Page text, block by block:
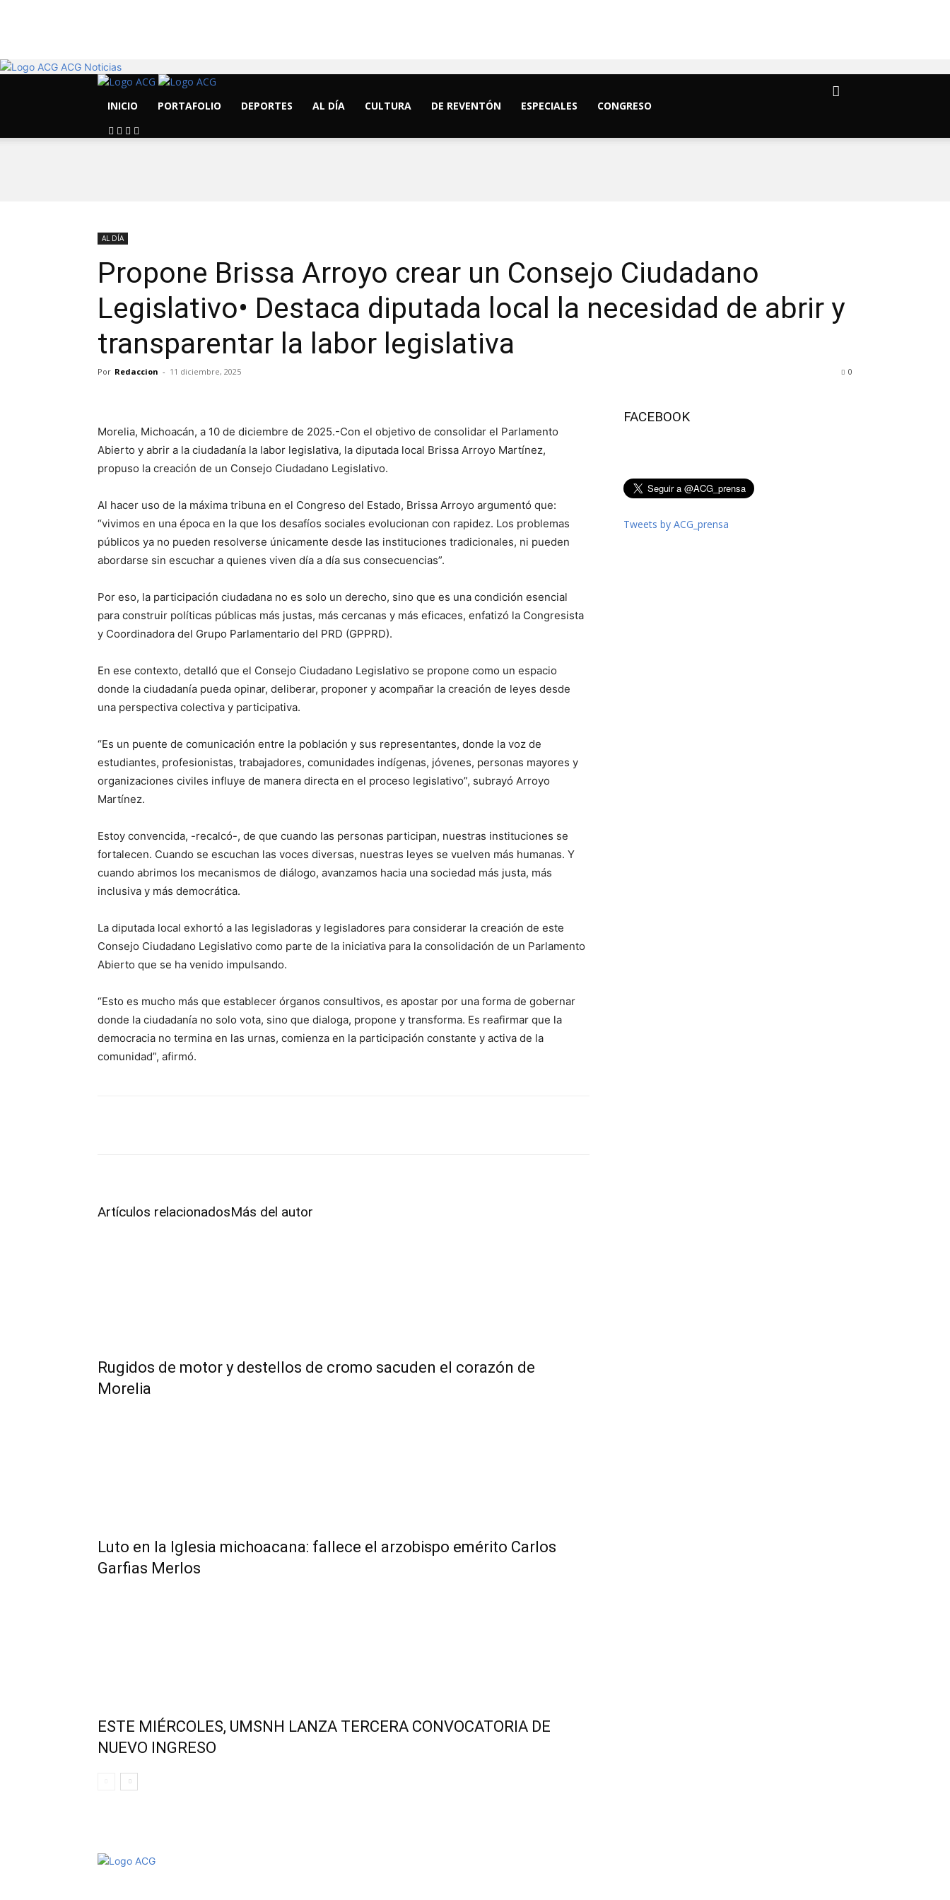
ACG Noticias
INICIO PORTAFOLIO DEPORTES AL DÍA CULTURA DE REVENTÓN ESPECIALES CONGRESO
AL DÍA
Propone Brissa Arroyo crear un Consejo Ciudadano
Legislativo• Destaca diputada local la necesidad de abrir y
transparentar la labor legislativa
Por Redaccion - 11 diciembre, 2025 0
Morelia, Michoacán, a 10 de diciembre de 2025.-Con el objetivo de consolidar el Parlamento
Abierto y abrir a la ciudadanía la labor legislativa, la diputada local Brissa Arroyo Martínez,
propuso la creación de un Consejo Ciudadano Legislativo.
Al hacer uso de la máxima tribuna en el Congreso del Estado, Brissa Arroyo argumentó que:
“vivimos en una época en la que los desafíos sociales evolucionan con rapidez. Los problemas
públicos ya no pueden resolverse únicamente desde las instituciones tradicionales, ni pueden
abordarse sin escuchar a quienes viven día a día sus consecuencias”.
Por eso, la participación ciudadana no es solo un derecho, sino que es una condición esencial
para construir políticas públicas más justas, más cercanas y más eficaces, enfatizó la Congresista
y Coordinadora del Grupo Parlamentario del PRD (GPPRD).
En ese contexto, detalló que el Consejo Ciudadano Legislativo se propone como un espacio
donde la ciudadanía pueda opinar, deliberar, proponer y acompañar la creación de leyes desde
una perspectiva colectiva y participativa.
“Es un puente de comunicación entre la población y sus representantes, donde la voz de
estudiantes, profesionistas, trabajadores, comunidades indígenas, jóvenes, personas mayores y
organizaciones civiles influye de manera directa en el proceso legislativo”, subrayó Arroyo
Martínez.
Estoy convencida, -recalcó-, de que cuando las personas participan, nuestras instituciones se
fortalecen. Cuando se escuchan las voces diversas, nuestras leyes se vuelven más humanas. Y
cuando abrimos los mecanismos de diálogo, avanzamos hacia una sociedad más justa, más
inclusiva y más democrática.
La diputada local exhortó a las legisladoras y legisladores para considerar la creación de este
Consejo Ciudadano Legislativo como parte de la iniciativa para la consolidación de un Parlamento
Abierto que se ha venido impulsando.
“Esto es mucho más que establecer órganos consultivos, es apostar por una forma de gobernar
donde la ciudadanía no solo vota, sino que dialoga, propone y transforma. Es reafirmar que la
democracia no termina en las urnas, comienza en la participación constante y activa de la
comunidad”, afirmó.
Artículos relacionadosMás del autor
Rugidos de motor y destellos de cromo sacuden el corazón de
Morelia
Luto en la Iglesia michoacana: fallece el arzobispo emérito Carlos
Garfias Merlos
ESTE MIÉRCOLES, UMSNH LANZA TERCERA CONVOCATORIA DE
NUEVO INGRESO
FACEBOOK
Tweets by ACG_prensa